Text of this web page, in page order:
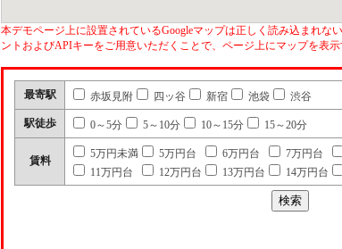
本デモページ上に設置されているGoogleマップは正しく読み込まれな
ントおよびAPIキーをご用意いただくことで、ページ上にマップを表示
最寄駅 赤坂見附 四ッ谷 新宿 池袋 渋谷
駅徒歩 0～5分 5～10分 10～15分 15～20分
賃料
5万円未満 5万円台 6万円台 7万円台
11万円台
12万円台 13万円台 14万円台